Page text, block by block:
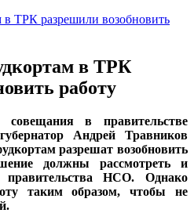
в ТРК
работу
в правительстве
Андрей Травников
разрешат возобновить
должны рассмотреть и
правительства НСО. Однако
таким образом, чтобы не